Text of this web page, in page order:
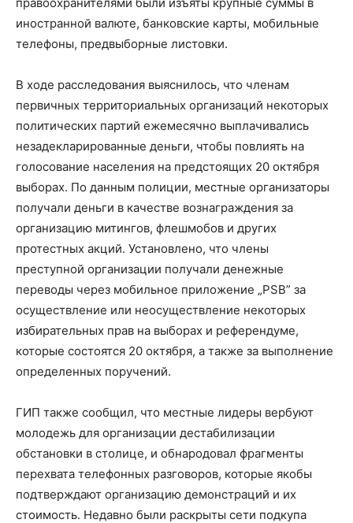
иностранной валюте, банковские карты, мобильные
телефоны, предвыборные листовки.
В ходе расследования выяснилось, что членам
первичных территориальных организаций некоторых
политических партий ежемесячно выплачивались
незадекларированные деньги, чтобы повлиять на
голосование населения на предстоящих 20 октября
выборах. По данным полиции, местные организаторы
получали деньги в качестве вознаграждения за
организацию митингов, флешмобов и других
протестных акций. Установлено, что члены
преступной организации получали денежные
переводы через мобильное приложение „PSB” за
осуществление или неосуществление некоторых
избирательных прав на выборах и референдуме,
которые состоятся 20 октября, а также за выполнение
определенных поручений.
ГИП также сообщил, что местные лидеры вербуют
молодежь для организации дестабилизации
обстановки в столице, и обнародовал фрагменты
перехвата телефонных разговоров, которые якобы
подтверждают организацию демонстраций и их
стоимость. Недавно были раскрыты сети подкупа